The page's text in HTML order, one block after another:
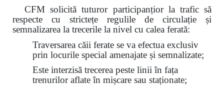
CFM solicită tuturor participanțior la trafic să
respecte cu strictețe regulile de circulație și
semnalizarea la trecerile la nivel cu calea ferată:
Traversarea căii ferate se va efectua exclusiv
prin locurile special amenajate și semnalizate;
Este interzisă trecerea peste linii în fața
trenurilor aflate în mișcare sau staționate;